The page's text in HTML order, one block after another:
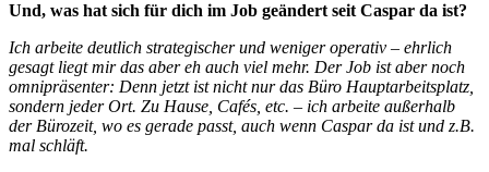
Und, was hat sich für dich im Job geändert seit Caspar da ist?
Ich arbeite deutlich strategischer und weniger operativ – ehrlich
gesagt liegt mir das aber eh auch viel mehr. Der Job ist aber noch
omnipräsenter: Denn jetzt ist nicht nur das Büro Hauptarbeitsplatz,
sondern jeder Ort. Zu Hause, Cafés, etc. – ich arbeite außerhalb
der Bürozeit, wo es gerade passt, auch wenn Caspar da ist und z.B.
mal schläft.